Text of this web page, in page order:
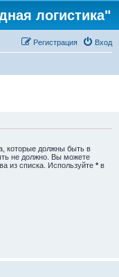
логистика"
Вход
Регистрация
которые должны быть в
не должно. Вы можете
из списка. Используйте * в